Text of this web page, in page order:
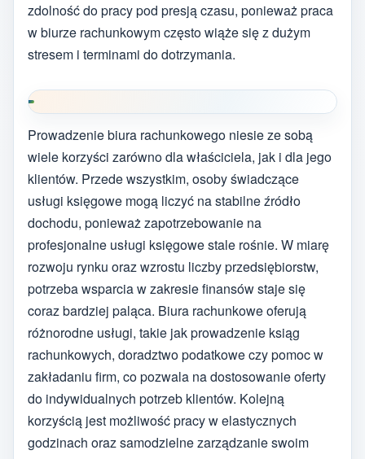
zdolność do pracy pod presją czasu, ponieważ praca
w biurze rachunkowym często wiąże się z dużym
stresem i terminami do dotrzymania.
Prowadzenie biura rachunkowego niesie ze sobą
wiele korzyści zarówno dla właściciela, jak i dla jego
klientów. Przede wszystkim, osoby świadczące
usługi księgowe mogą liczyć na stabilne źródło
dochodu, ponieważ zapotrzebowanie na
profesjonalne usługi księgowe stale rośnie. W miarę
rozwoju rynku oraz wzrostu liczby przedsiębiorstw,
potrzeba wsparcia w zakresie finansów staje się
coraz bardziej paląca. Biura rachunkowe oferują
różnorodne usługi, takie jak prowadzenie ksiąg
rachunkowych, doradztwo podatkowe czy pomoc w
zakładaniu firm, co pozwala na dostosowanie oferty
do indywidualnych potrzeb klientów. Kolejną
korzyścią jest możliwość pracy w elastycznych
godzinach oraz samodzielne zarządzanie swoim